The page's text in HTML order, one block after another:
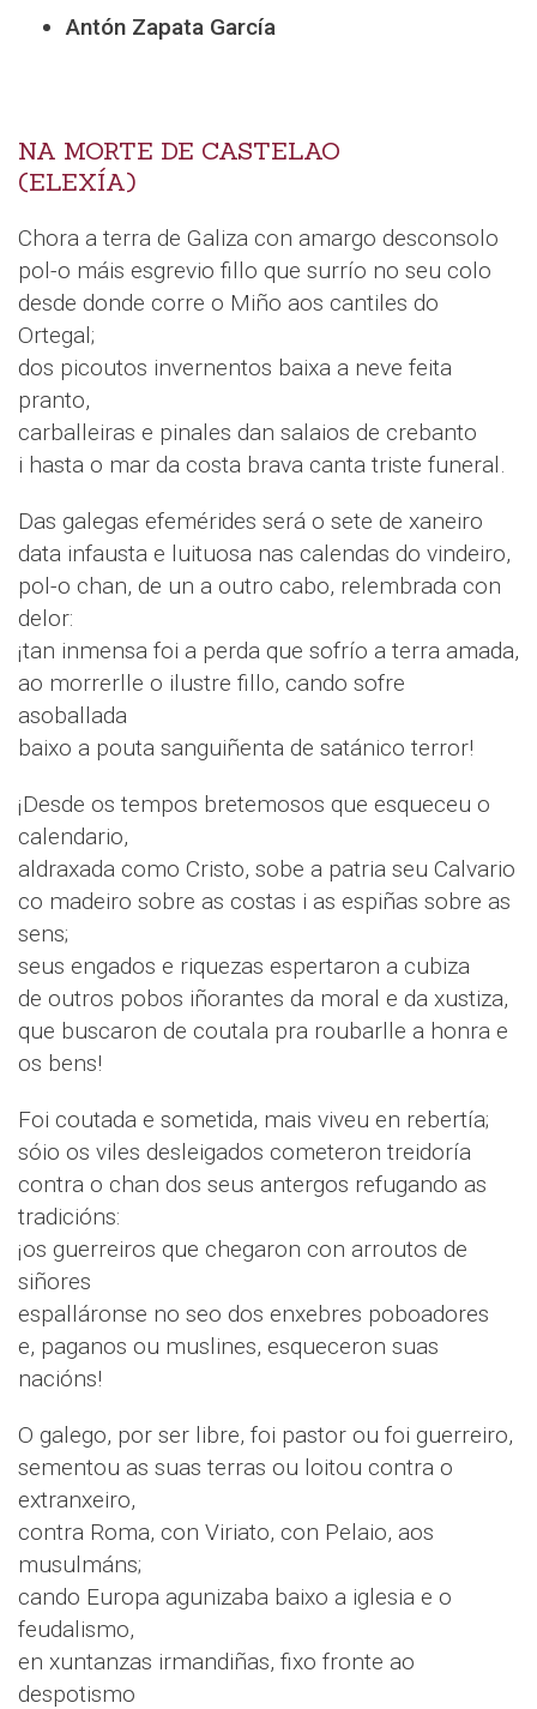
Antón Zapata García
NA MORTE DE CASTELAO
(ELEXÍA)
Chora a terra de Galiza con amargo desconsolo
pol-o máis esgrevio fillo que surrío no seu colo
desde donde corre o Miño aos cantiles do
Ortegal;
dos picoutos invernentos baixa a neve feita
pranto,
carballeiras e pinales dan salaios de crebanto
i hasta o mar da costa brava canta triste funeral.
Das galegas efemérides será o sete de xaneiro
data infausta e luituosa nas calendas do vindeiro,
pol-o chan, de un a outro cabo, relembrada con
delor:
¡tan inmensa foi a perda que sofrío a terra amada,
ao morrerlle o ilustre fillo, cando sofre
asoballada
baixo a pouta sanguiñenta de satánico terror!
¡Desde os tempos bretemosos que esqueceu o
calendario,
aldraxada como Cristo, sobe a patria seu Calvario
co madeiro sobre as costas i as espiñas sobre as
sens;
seus engados e riquezas espertaron a cubiza
de outros pobos iñorantes da moral e da xustiza,
que buscaron de coutala pra roubarlle a honra e
os bens!
Foi coutada e sometida, mais viveu en rebertía;
sóio os viles desleigados cometeron treidoría
contra o chan dos seus antergos refugando as
tradicións:
¡os guerreiros que chegaron con arroutos de
siñores
espalláronse no seo dos enxebres poboadores
e, paganos ou muslines, esqueceron suas
nacións!
O galego, por ser libre, foi pastor ou foi guerreiro,
sementou as suas terras ou loitou contra o
extranxeiro,
contra Roma, con Viriato, con Pelaio, aos
musulmáns;
cando Europa agunizaba baixo a iglesia e o
feudalismo,
en xuntanzas irmandiñas, fixo fronte ao
despotismo